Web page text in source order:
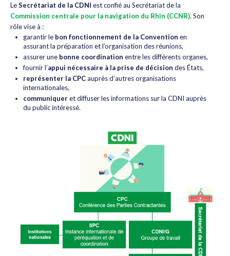
LeSecrétariat de la CDNI est confié au Secrétariat de la
Commission centrale pour la navigation du Rhin (CCNR). Son
rôle vise à :
garantir le bon fonctionnement de la Convention en
assurant la préparation et l’organisation des réunions,
assurer une bonne coordination entre les différents organes,
fournir l’appui nécessaire à la prise de décision des États,
représenter la CPCauprès d’autres organisations
internationales,
communiqueret diffuser les informations sur la CDNI auprès
du public intéressé.